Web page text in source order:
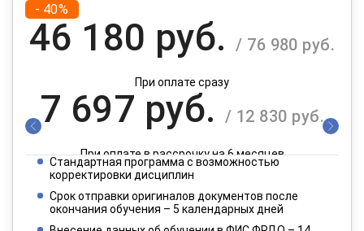
- 40%
46 180 руб. / 76 980 руб.
При оплате сразу
7 697 руб. / 12 830 руб.
При оплате в рассрочку на 6 месяцев
3 849 руб.
При оплате в рассрочку на 12 месяцев
Стандартная программа с возможностью
корректировки дисциплин
Срок отправки оригиналов документов после
окончания обучения – 5 календарных дней